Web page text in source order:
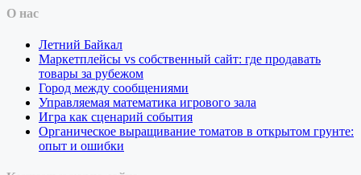
О нас
Летний Байкал
Маркетплейсы vs собственный сайт: где продавать
товары за рубежом
Город между сообщениями
Управляемая математика игрового зала
Игра как сценарий события
Органическое выращивание томатов в открытом грунте:
опыт и ошибки